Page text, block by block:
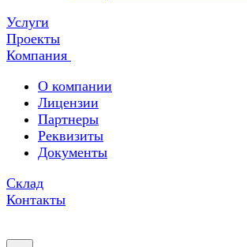
Услуги
Проекты
Компания
О компании
Лицензии
Партнеры
Реквизиты
Документы
Склад
Контакты